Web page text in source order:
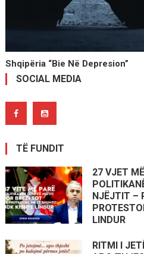
Shqipëria “bie Në Depresion”
SOCIAL MEDIA
TË FUNDIT
27 VJET
NJËJTIT –
LINDUR
RITMI I